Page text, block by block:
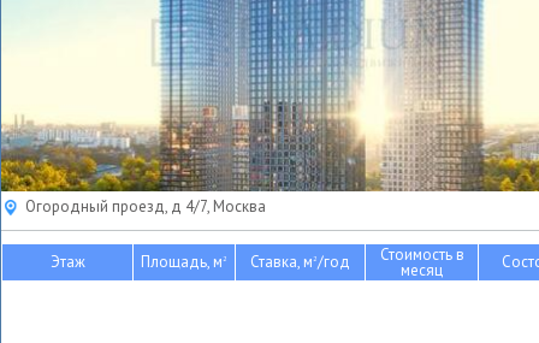
Огородный проезд, д 4/7, Москва
Этаж Площадь, м2 Ставка, м2/год Стоимость в
месяц